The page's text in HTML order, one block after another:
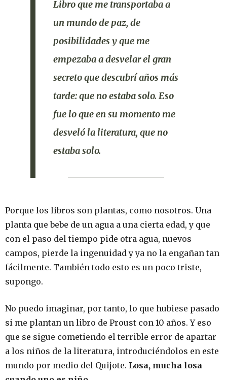
Libro que me transportaba a
un mundo de paz, de
posibilidades y que me
empezaba a desvelar el gran
secreto que descubrí años más
tarde: que no estaba solo. Eso
fue lo que en su momento me
desveló la literatura, que no
estaba solo.
Porque los libros son plantas, como nosotros. Una
planta que bebe de un agua a una cierta edad, y que
con el paso del tiempo pide otra agua, nuevos
campos, pierde la ingenuidad y ya no la engañan tan
fácilmente. También todo esto es un poco triste,
supongo.
No puedo imaginar, por tanto, lo que hubiese pasado
si me plantan un libro de Proust con 10 años. Y eso
que se sigue cometiendo el terrible error de apartar
a los niños de la literatura, introduciéndolos en este
mundo por medio del Quijote. Losa, mucha losa